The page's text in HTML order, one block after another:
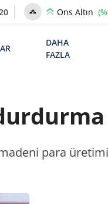
Ons Altın
DAHA
FAZLA
para